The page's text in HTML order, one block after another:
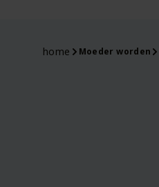
home Moeder worden